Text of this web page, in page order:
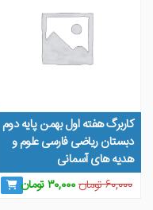
کاربرگ هفته اول بهمن پایه دوم
دبستان ریاضی فارسی علوم و
هدیه های آسمانی
۶۰,۰۰۰تومانقیمت
۳۰,۰۰۰تومان قیمت